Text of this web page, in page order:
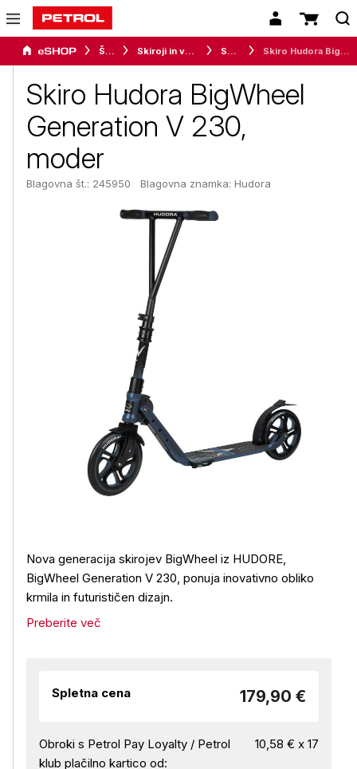
Šport Skiroji in vozila s kolesci Skiroji
Skiro Hudora BigWheel
Generation V 230,
moder
Blagovna št.: 245950 Blagovna znamka: Hudora
Nova generacija skirojev BigWheel iz HUDORE,
BigWheel Generation V 230, ponuja inovativno obliko
krmila in futurističen dizajn.
Preberite več
Spletna cena 179,90 €
Obroki s Petrol Pay Loyalty / Petrol
klub plačilno kartico od:
10,58 € x 17